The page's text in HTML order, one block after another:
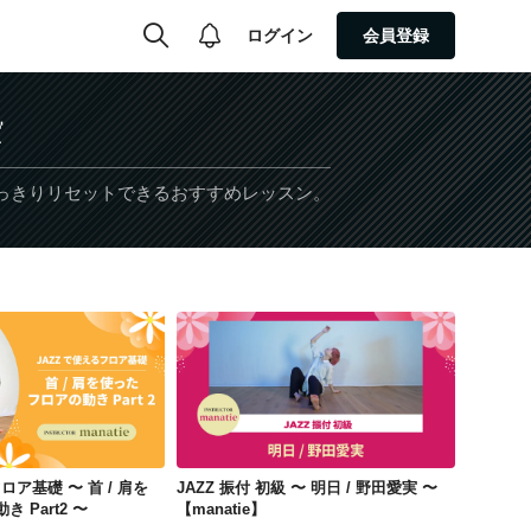
ログイン 会員登録
りリセットできるおすすめレッスン。
JAZZで使えるフロア基礎 〜 首 / 肩を使ったフロアの動き Part2 〜【manatie】
ア基礎 〜 首 / 肩を
き Part2 〜
JAZZ 振付 初級 〜 明日 / 野田愛実 〜
【manatie】